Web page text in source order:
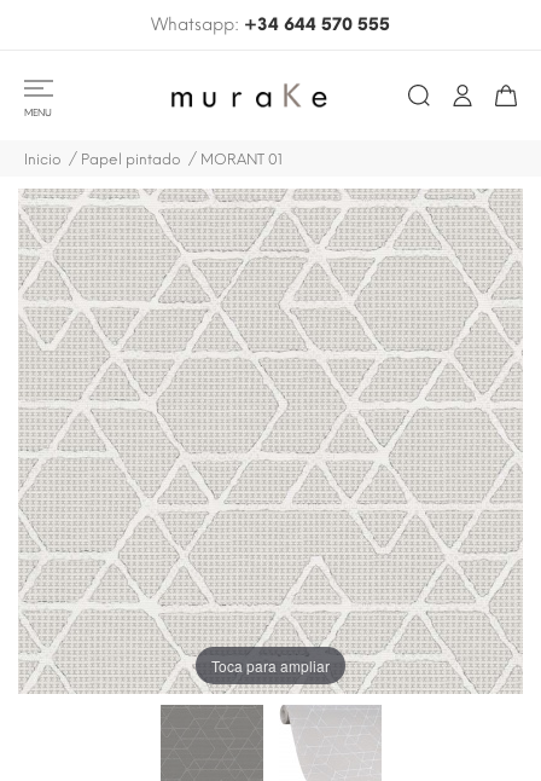
Whatsapp: +34 644 570 555
MENU
Inicio Papel pintado MORANT 01
Toca para ampliar